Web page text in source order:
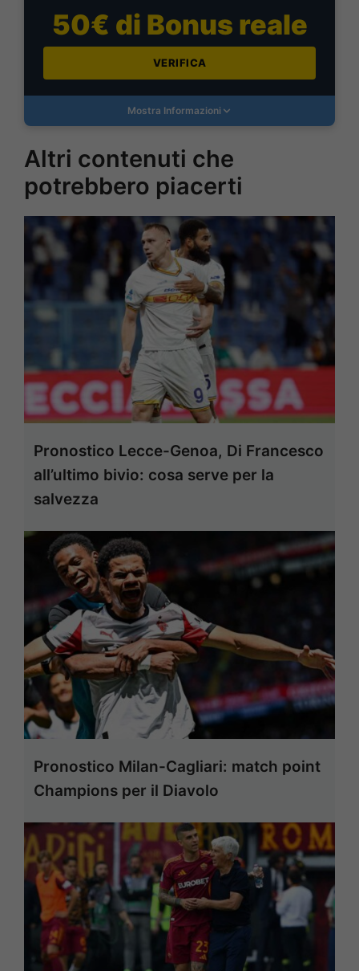
50€ di Bonus reale
VERIFICA
Mostra Informazioni
Altri contenuti che
potrebbero piacerti
Pronostico Lecce-Genoa, Di Francesco
all’ultimo bivio: cosa serve per la
salvezza
Pronostico Milan-Cagliari: match point
Champions per il Diavolo